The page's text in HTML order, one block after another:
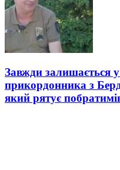
Завжди залишається у
прикордонника з
який рятує